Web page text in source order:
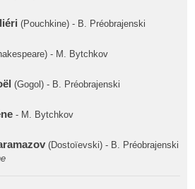
(Pouchkine) - B. Préobrajenski
- M. Bytchkov
(Gogol) - B. Préobrajenski
- M. Bytchkov
(Dostoïevski) - B. Préobrajenski